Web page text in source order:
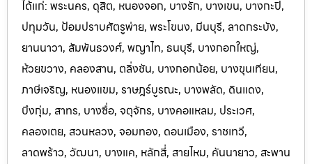
ได้แก่: พระนคร, ดุสิต, หนองจอก, บางรัก, บางเขน, บางกะปิ,
ปทุมวัน, ป้อมปราบศัตรูพ่าย, พระโขนง, มีนบุรี, ลาดกระบัง,
ยานนาวา, สัมพันธวงศ์, พญาไท, ธนบุรี, บางกอกใหญ่,
ห้วยขวาง, คลองสาน, ตลิ่งชัน, บางกอกน้อย, บางขุนเทียน,
ภาษีเจริญ, หนองแขม, ราษฎร์บูรณะ, บางพลัด, ดินแดง,
บึงกุ่ม, สาทร, บางซื่อ, จตุจักร, บางคอแหลม, ประเวศ,
คลองเตย, สวนหลวง, จอมทอง, ดอนเมือง, ราชเทวี,
ลาดพร้าว, วัฒนา, บางแค, หลักสี่, สายไหม, คันนายาว, สะพาน